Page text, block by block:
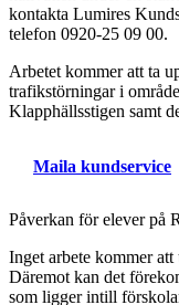
kontakta Lumires
telefon 0920-25 09 00.
Arbetet kommer att ta
trafikstörningar i
Klapphällsstigen samt
Maila kundservice
Påverkan för elever på
Inget arbete kommer
Däremot kan det
som ligger intill